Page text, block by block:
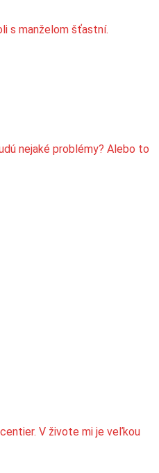
s manželom šťastní.
nejaké problémy? Alebo to
V živote mi je veľkou